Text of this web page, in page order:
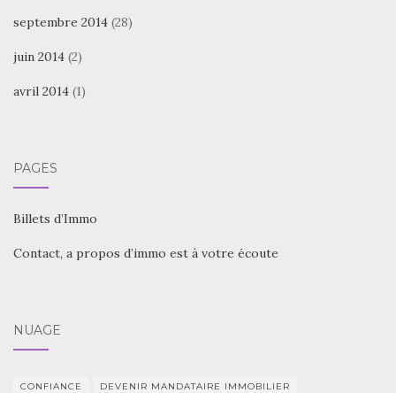
septembre 2014 (28)
juin 2014 (2)
avril 2014 (1)
PAGES
Billets d’Immo
Contact, a propos d’immo est à votre écoute
NUAGE
CONFIANCE DEVENIR MANDATAIRE IMMOBILIER